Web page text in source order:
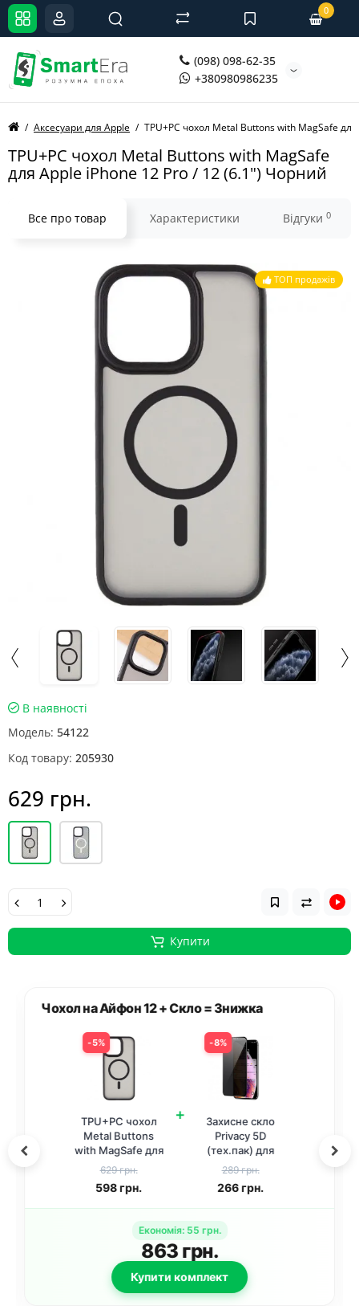
(098) 098-62-35
+380980986235
0
Аксесуари для Apple TPU+PC чохол Metal Buttons with MagSafe
TPU+PC чохол Metal Buttons with MagSafe
для Apple iPhone 12 Pro / 12 (6.1") Чорний
Все про товар Характеристики Відгуки 0
ТОП продажів
В наявності
Модель: 54122
Код товару: 205930
629 грн.
Купити
Чохол на Айфон 12 + Скло = Знижка
5%
TPU+PC чохол
Metal Buttons
with MagSafe для
Apple iPhone 12
Pro / 12 (6.1)
Чорний
629 грн.
598грн.
+
8%
Захисне скло
Privacy 5D
(тех.пак) для
Apple iPhone 12
Pro / 12 (6.1")
Чорний
289 грн.
266грн.
Економія: 55 грн.
863грн.
Купити комплект